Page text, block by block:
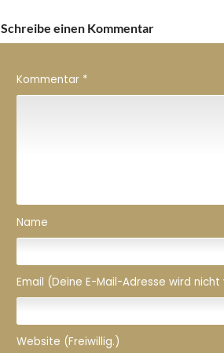
Schreibe einen Kommentar
Kommentar *
Name
Email (Deine E-Mail-Adresse wird
Website (Freiwillig.)